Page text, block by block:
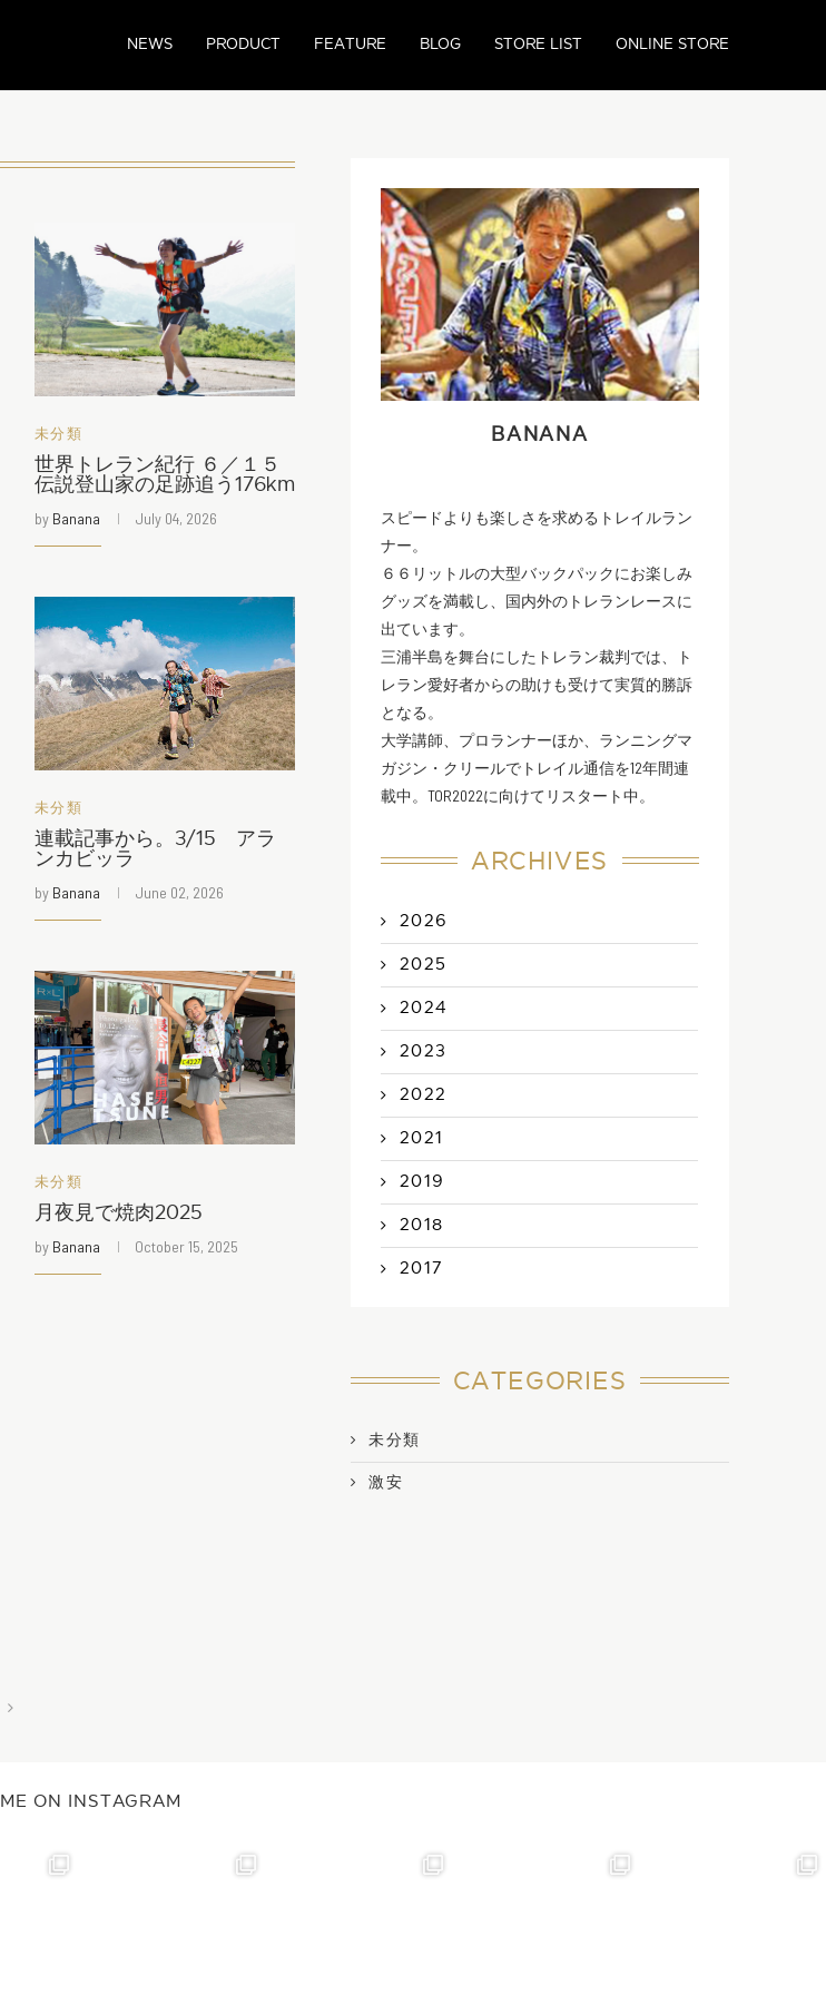
NEWS PRODUCT FEATURE BLOG STORE LIST ONLINE STORE
未分類
世界トレラン紀行 ６／１５
伝説登山家の足跡追う176km
by Banana July 04, 2026
未分類
連載記事から。3/15 アラ
ンカビッラ
by Banana June 02, 2026
未分類
月夜見で焼肉2025
by Banana October 15, 2025
BANANA
スピードよりも楽しさを求めるトレイルラン
ナー。
６６リットルの大型バックパックにお楽しみ
グッズを満載し、国内外のトレランレースに
出ています。
三浦半島を舞台にしたトレラン裁判では、ト
レラン愛好者からの助けも受けて実質的勝訴
となる。
大学講師、プロランナーほか、ランニングマ
ガジン・クリールでトレイル通信を12年間連
載中。TOR2022に向けてリスタート中。
ARCHIVES
2026
2025
2024
2023
2022
2021
2019
2018
2017
CATEGORIES
未分類
激安
ME ON INSTAGRAM